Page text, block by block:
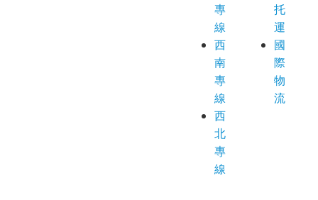
專
線
西
南
專
線
西
北
專
線
托
運
國
際
物
流